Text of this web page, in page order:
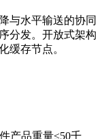
与水平输送的协同
分发。开放式架构
缓存节点。
产品重量≤50千